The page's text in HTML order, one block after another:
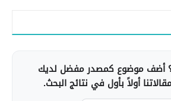
أضف موضوع كمصدر مفضل لديك
أولاً بأول في نتائج البحث.